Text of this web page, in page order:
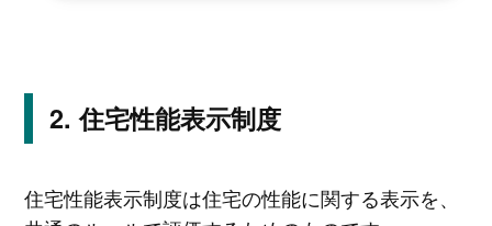
住宅性能表示制度
住宅性能表示制度は住宅の性能に関する表示を、